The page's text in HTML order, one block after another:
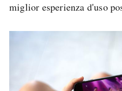
miglior esperienza d'uso